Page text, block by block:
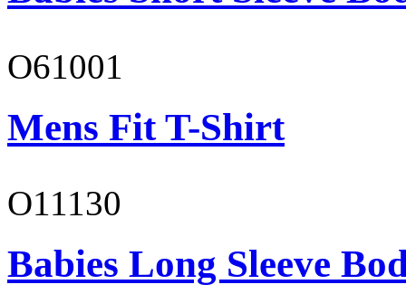
O61001
Mens Fit T-Shirt
O11130
Babies Long Sleeve